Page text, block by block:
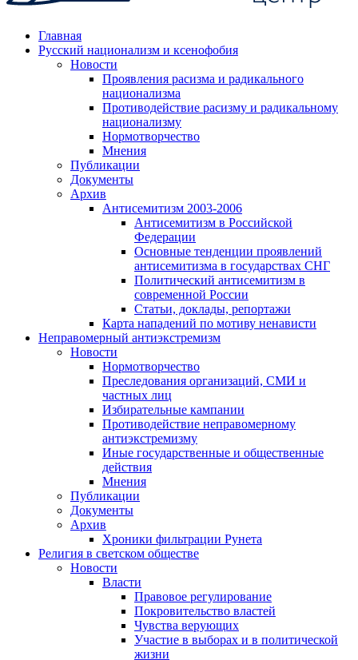
Главная
Русский национализм и ксенофобия
Новости
Проявления расизма и радикального
национализма
Противодействие расизму и радикальному
национализму
Нормотворчество
Мнения
Публикации
Документы
Архив
Антисемитизм 2003-2006
Антисемитизм в Российской
Федерации
Основные тенденции проявлений
антисемитизма в государствах СНГ
Политический антисемитизм в
современной России
Статьи, доклады, репортажи
Карта нападений по мотиву ненависти
Неправомерный антиэкстремизм
Новости
Нормотворчество
Преследования организаций, СМИ и
частных лиц
Избирательные кампании
Противодействие неправомерному
антиэкстремизму
Иные государственные и общественные
действия
Мнения
Публикации
Документы
Архив
Хроники фильтрации Рунета
Религия в светском обществе
Новости
Власти
Правовое регулирование
Покровительство властей
Чувства верующих
Участие в выборах и в политической
жизни